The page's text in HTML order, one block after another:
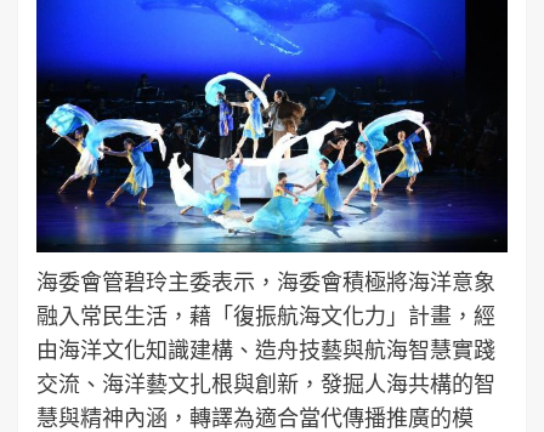
海委會管碧玲主委表示，海委會積極將海洋意象
融入常民生活，藉「復振航海文化力」計畫，經
由海洋文化知識建構、造舟技藝與航海智慧實踐
交流、海洋藝文扎根與創新，發掘人海共構的智
慧與精神內涵，轉譯為適合當代傳播推廣的模